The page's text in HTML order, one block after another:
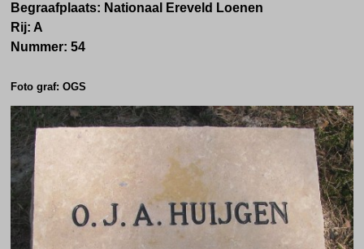
Begraafplaats: Nationaal Ereveld Loenen
Rij: A
Nummer: 54
Foto graf: OGS